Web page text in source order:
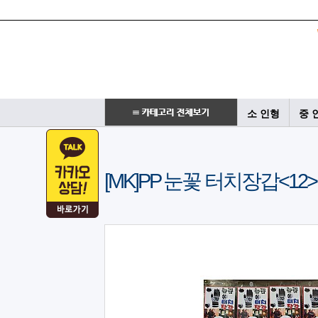
소 인형 중
[MK]PP 눈꽃 터치장갑